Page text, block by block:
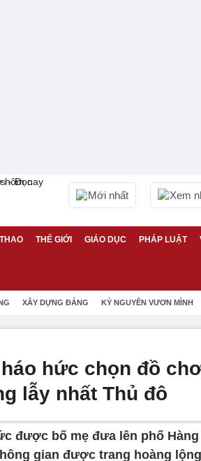
Mới nhất Xem
THẾ GIỚI GIÁO DỤC PHÁP LUẬT
XÂY DỰNG ĐẢNG KỶ NGUYÊN VƯƠN MÌNH
hức chọn đồ
lẫy nhất Thủ đô
được bố mẹ đưa lên phố
gian được trang hoàng